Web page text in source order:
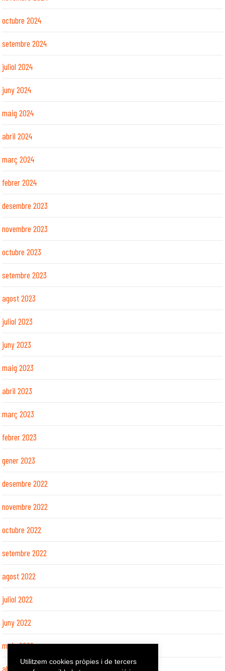
octubre 2024
setembre 2024
juliol 2024
juny 2024
maig 2024
abril 2024
març 2024
febrer 2024
desembre 2023
novembre 2023
octubre 2023
setembre 2023
agost 2023
juliol 2023
juny 2023
maig 2023
abril 2023
març 2023
febrer 2023
gener 2023
desembre 2022
novembre 2022
octubre 2022
setembre 2022
agost 2022
juliol 2022
juny 2022
maig 2022
abril 2022
Utilitzem cookies pròpies i de tercers